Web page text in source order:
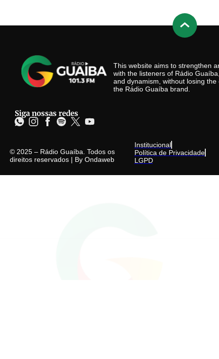
This website aims to strengthen
with the listeners of Rádio
and dynamism, without losing
the Rádio Guaíba brand.
Siga nossas redes
© 2025 – Rádio Guaíba. Todos os
direitos reservados | By Ondaweb
Institucional
Política de Privacidade
LGPD